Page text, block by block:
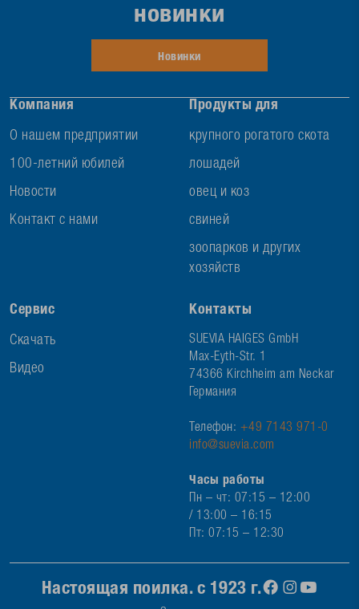
Компания
О нашем предприятии
100-летний юбилей
Новости
Контакт с нами
Продукты для
крупного рогатого скота
лошадей
овец и коз
свиней
зоопарков и других
хозяйств
Сервис
Скачать
Видео
Контакты
SUEVIA HAIGES GmbH
Max-Eyth-Str. 1
74366 Kirchheim am Neckar
Германия
Телефон: +49 7143 971-0
info@suevia.com
Часы работы
Пн – чт: 07:15 – 12:00
/ 13:00 – 16:15
Пт: 07:15 – 12:30
новинки
Новинки
Настоящая поилка. с 1923 г.